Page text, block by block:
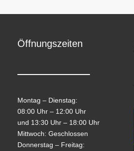
Öffnungszeiten
Montag – Dienstag:
08:00 Uhr – 12:00 Uhr
und 13:30 Uhr – 18:00 Uhr
Mittwoch: Geschlossen
Donnerstag – Freitag: